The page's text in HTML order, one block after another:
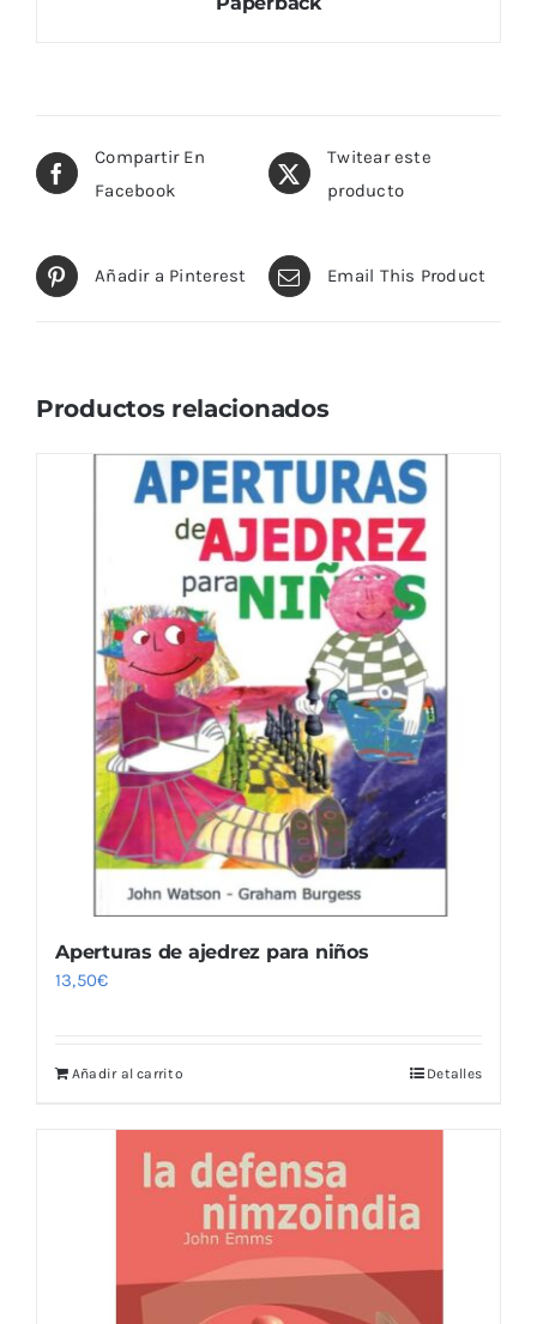
Compartir En
Facebook
Twitear este
producto
Añadir a Pinterest Email This Product
Productos relacionados
Aperturas de ajedrez para niños
13,50€
Añadir al carrito Detalles